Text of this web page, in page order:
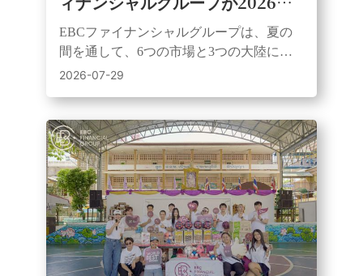
のサッカー熱狂観戦パーティーシ
リーズを締めくくる
EBCファイナンシャルグループは、夏の
間を通して、6つの市場と3つの大陸にわ
たる顧客、パートナー、サポーターを、
2026-07-29